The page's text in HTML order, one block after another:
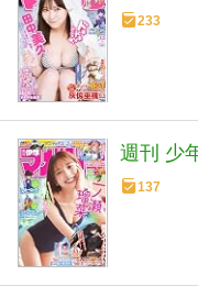
233
週刊 少
137